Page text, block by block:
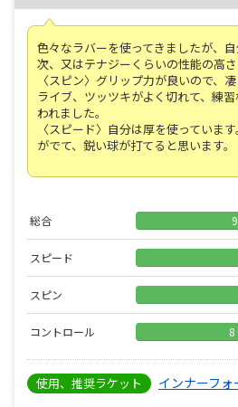
色々なラバーを使ってきましたが、
次、又はテナジーくらいの性能の高さ
〈スピン〉グリップ力が良いので、
ライブ、ツッツキがよく切れて、練
われました。
〈スピード〉自分は厚を使っていま
がでて、鋭い球が打てると思います。
総合 9
スピード
スピン
コントロール 8
使用、推奨ラケット インナーフォ